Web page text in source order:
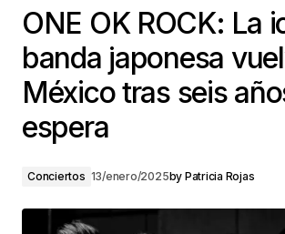
México tras seis años de espera
ONE OK ROCK: La
banda japonesa
México tras seis
espera
Conciertos 13/enero/2025by Patricia Rojas